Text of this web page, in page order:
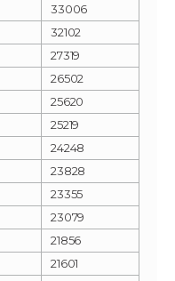
33006
32102
27319
26502
25620
25219
24248
23828
23355
23079
21856
21601